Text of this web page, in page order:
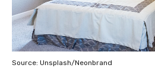
Source: Unsplash/Neonbrand